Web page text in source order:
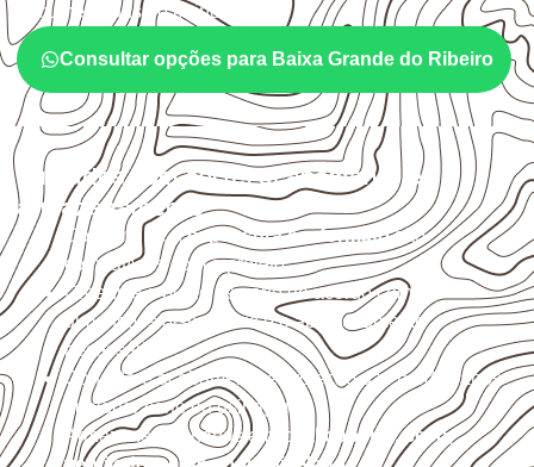
documentadas do painel.
Consultar opções para Baixa Grande do Ribeiro
Cuidados com corte, acabamento e
armazenamento
Confirme se aespessura e o formatosão
compatíveis com o projeto.
Organize o plano de corte de acordo com as
dimensões disponíveis e o aproveitamento
necessário.
Considere acabamento e proteção das bordas após
qualquer corte ou usinagem.
Armazene as chapas em local coberto, seco,